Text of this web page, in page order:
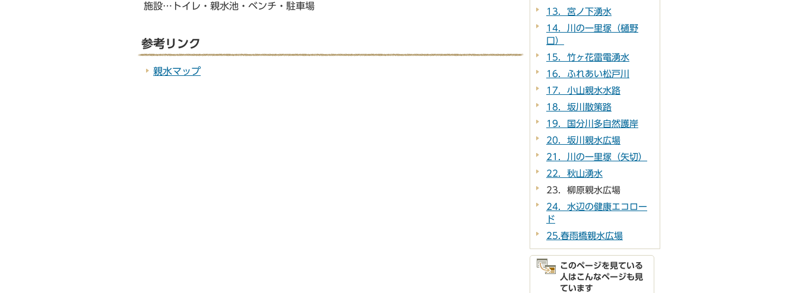
施設…トイレ・親水池・ベンチ・駐車場
参考リンク
親水マップ
13．宮ノ下湧水
14．川の一里塚（樋野
口）
15．竹ヶ花雷電湧水
16．ふれあい松戸川
17．小山親水水路
18．坂川散策路
19．国分川多自然護岸
20．坂川親水広場
21．川の一里塚（矢切）
22．秋山湧水
23．柳原親水広場
24．水辺の健康エコロー
ド
25.春雨橋親水広場
このページを見ている
人はこんなページも見
ています